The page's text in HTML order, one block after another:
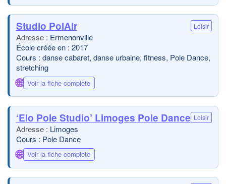
Studio PolAir Loisir
Ermenonville
École créée en : 2017
Cours : danse cabaret, danse urbaine, fitness, Pole Dance,
stretching
🌐 Voir la fiche complète
‘Elo Pole Studio’ Limoges Pole Dance Loisir
Limoges
Cours : Pole Dance
🌐 Voir la fiche complète